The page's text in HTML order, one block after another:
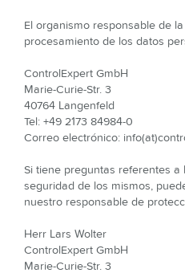
El organismo responsable de
procesamiento de los datos
ControlExpert GmbH
Marie-Curie-Str. 3
40764 Langenfeld
Tel: +49 2173 84984-0
Correo electrónico:
Si tiene preguntas referentes
seguridad de los mismos,
nuestro responsable de
Herr Lars Wolter
ControlExpert GmbH
Marie-Curie-Str. 3